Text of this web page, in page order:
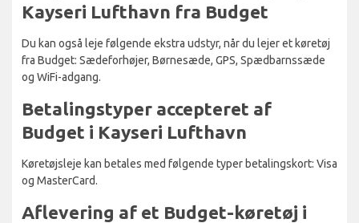
Kayseri Lufthavn fra Budget
Du kan også leje følgende ekstra udstyr, når du lejer et køretøj
fra Budget: Sædeforhøjer, Børnesæde, GPS, Spædbarnssæde
og WiFi-adgang.
Betalingstyper accepteret af
Budget i Kayseri Lufthavn
Køretøjsleje kan betales med følgende typer betalingskort: Visa
og MasterCard.
Aflevering af et Budget-køretøj i